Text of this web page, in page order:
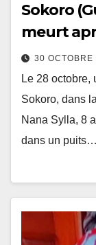
Sokoro
meurt
30 OCTOBRE
Le 28 octobre,
Sokoro, dans
Nana Sylla, 8
dans un puits…